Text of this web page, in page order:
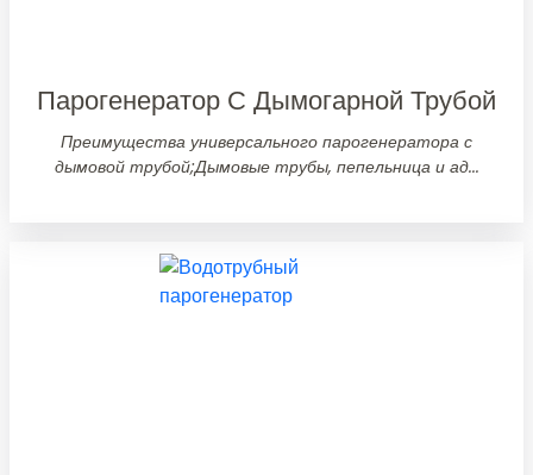
Парогенератор С Дымогарной Трубой
Преимущества универсального парогенератора с
дымовой трубой;Дымовые трубы, пепельница и ад...